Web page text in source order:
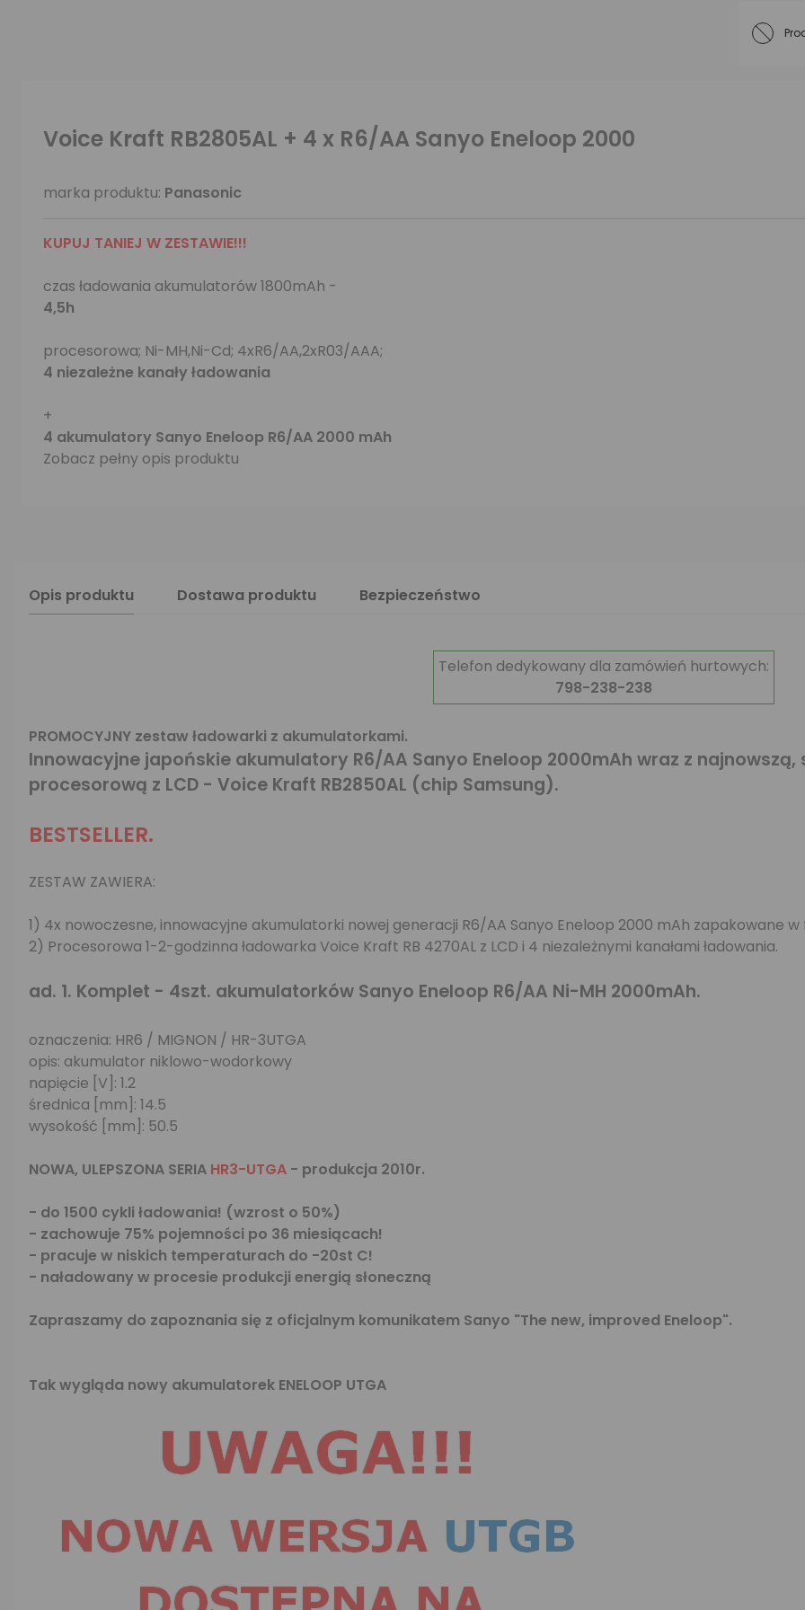
Voice Kraft RB2805AL + 4 x R6/AA Sanyo Eneloop 2000
marka produktu: Panasonic
KUPUJ TANIEJ W ZESTAWIE!!!
czas ładowania akumulatorów 1800mAh -
4,5h
procesorowa; Ni-MH,Ni-Cd; 4xR6/AA,2xR03/AAA;
4 niezależne kanały ładowania
+
4 akumulatory Sanyo Eneloop R6/AA 2000 mAh
Zobacz pełny opis produktu
Opis produktu Dostawa produktu Bezpieczeństwo
Telefon dedykowany dla zamówień hurtowych:
798-238-238
PROMOCYJNY zestaw ładowarki z akumulatorkami.
Innowacyjne japońskie akumulatory R6/AA Sanyo Eneloop 2000mAh wraz z najnowszą,
procesorową z LCD - Voice Kraft RB2850AL (chip Samsung).
BESTSELLER.
ZESTAW ZAWIERA:
1) 4x nowoczesne, innowacyjne akumulatorki nowej generacji R6/AA Sanyo Eneloop 2000 mAh zapakowane w
2) Procesorowa 1-2-godzinna ładowarka Voice Kraft RB 4270AL z LCD i 4 niezależnymi kanałami ładowania.
ad. 1. Komplet - 4szt. akumulatorków Sanyo Eneloop R6/AA Ni-MH 2000mAh.
oznaczenia: HR6 / MIGNON / HR-3UTGA
opis: akumulator niklowo-wodorkowy
napięcie [V]: 1.2
średnica [mm]: 14.5
wysokość [mm]: 50.5
NOWA, ULEPSZONA SERIA HR3-UTGA - produkcja 2010r.
- do 1500 cykli ładowania! (wzrost o 50%)
- zachowuje 75% pojemności po 36 miesiącach!
- pracuje w niskich temperaturach do -20st C!
- naładowany w procesie produkcji energią słoneczną
Zapraszamy do zapoznania się z oficjalnym komunikatem Sanyo "The new, improved Eneloop".
Tak wygląda nowy akumulatorek ENELOOP UTGA